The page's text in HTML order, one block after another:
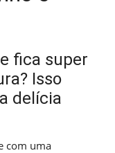
fica super
Isso
delícia
com uma